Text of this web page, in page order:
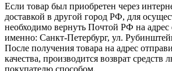
Если товар был приобретен через
доставкой в другой город РФ, для
необходимо вернуть Почтой РФ на адрес
именно: Санкт-Петербург, ул.
После получения товара на адрес
качества, производится возврат
покупателю способом.